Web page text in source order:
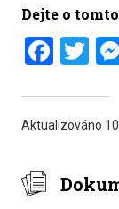
Dejte o
Aktualizováno